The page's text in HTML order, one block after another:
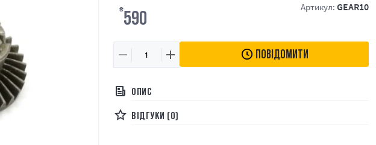
₴590 Артикул: GEAR10
ПОВІДОМИТИ
ОПИС
ВІДГУКИ (0)